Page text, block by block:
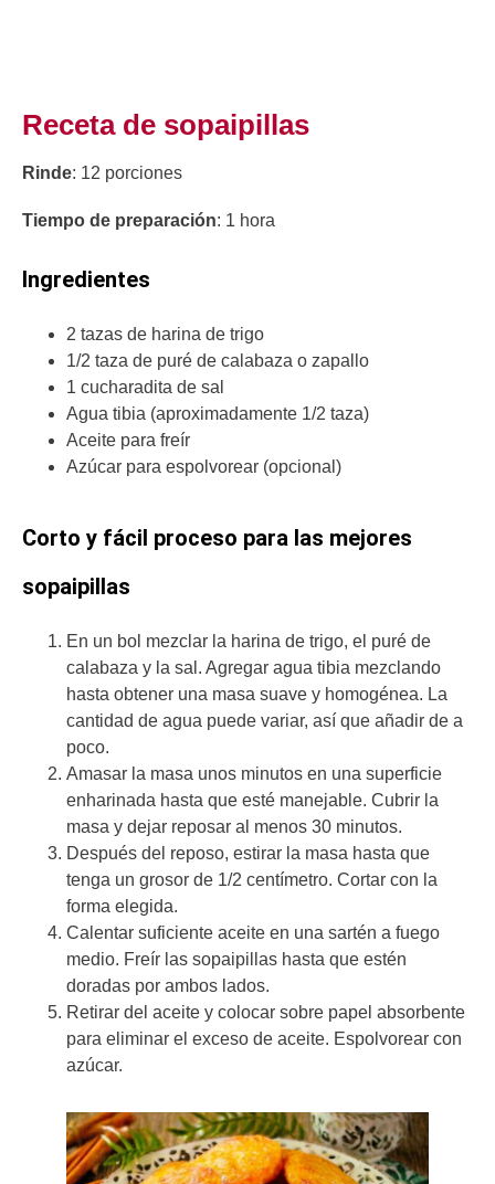
Receta de sopaipillas
Rinde: 12 porciones
Tiempo de preparación: 1 hora
Ingredientes
2 tazas de harina de trigo
1/2 taza de puré de calabaza o zapallo
1 cucharadita de sal
Agua tibia (aproximadamente 1/2 taza)
Aceite para freír
Azúcar para espolvorear (opcional)
Corto y fácil proceso para las mejores
sopaipillas
En un bol mezclar la harina de trigo, el puré de
calabaza y la sal. Agregar agua tibia mezclando
hasta obtener una masa suave y homogénea. La
cantidad de agua puede variar, así que añadir de a
poco.
Amasar la masa unos minutos en una superficie
enharinada hasta que esté manejable. Cubrir la
masa y dejar reposar al menos 30 minutos.
Después del reposo, estirar la masa hasta que
tenga un grosor de 1/2 centímetro. Cortar con la
forma elegida.
Calentar suficiente aceite en una sartén a fuego
medio. Freír las sopaipillas hasta que estén
doradas por ambos lados.
Retirar del aceite y colocar sobre papel absorbente
para eliminar el exceso de aceite. Espolvorear con
azúcar.